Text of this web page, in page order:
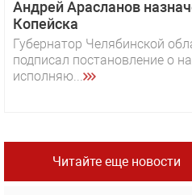
Андрей Арасланов
Копейска
Губернатор Челябинской
подписал постановление о
исполняю...
Читайте еще новости